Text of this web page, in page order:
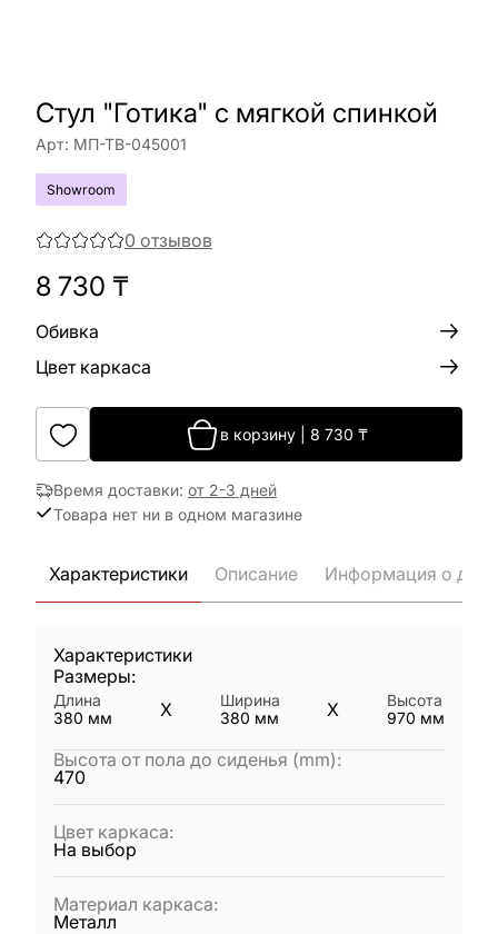
Стул "Готика" с мягкой спинкой
Арт: МП-ТВ-045001
Showroom
0 отзывов
8 730 ₸
Обивка
Цвет каркаса
в корзину 8 730 ₸
Время доставки: от 2-3 дней
Товара нет ни в одном магазине
Характеристики Описание Информация о
Характеристики
Размеры:
Длина
380 мм X
Ширина
380 мм X
Высота
970 мм
Высота от пола до сиденья (mm):
470
Цвет каркаса:
На выбор
Материал каркаса:
Металл